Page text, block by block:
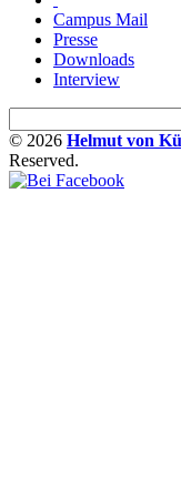
Campus Mail
Presse
Downloads
Interview
© 2026 Helmut von
Reserved.